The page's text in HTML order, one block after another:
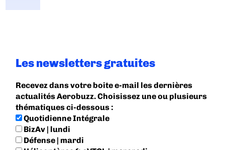
Les newsletters gratuites
Recevez dans votre boite e-mail les dernières
actualités Aerobuzz. Choisissez une ou plusieurs
thématiques ci-dessous :
Quotidienne Intégrale
BizAv | lundi
Défense | mardi